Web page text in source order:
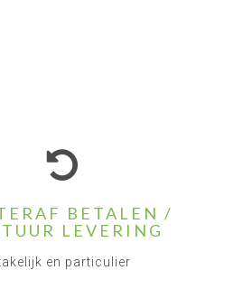
BETALEN /
LEVERING
en particulier